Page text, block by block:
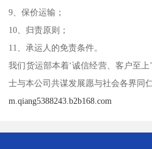
9、保价运输；
10、归责原则；
11、承运人的免责条件。
我们货运部本着‘诚信经营、客户至
士与本公司共谋发展愿与社会各界同
m.qiang5388243.b2b168.com